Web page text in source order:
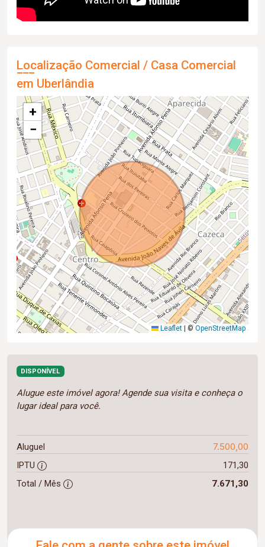
Localização Comercial / Casa Comercial
em Uberlândia
+
−
Leaflet | ©OpenStreetMap
DISPONÍVEL
Alugue este imóvel agora! Agende sua visita e conheça o
lugar ideal para você.
Aluguel 7.500,00
IPTU
171,30
Total / Mês
7.671,30